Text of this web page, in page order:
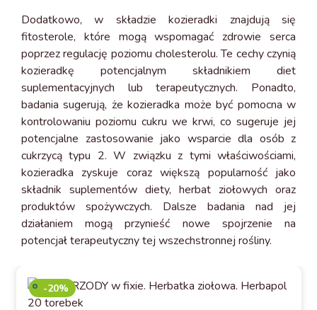
Dodatkowo, w składzie kozieradki znajdują się
fitosterole, które mogą wspomagać zdrowie serca
poprzez regulację poziomu cholesterolu. Te cechy czynią
kozieradkę potencjalnym składnikiem diet
suplementacyjnych lub terapeutycznych. Ponadto,
badania sugerują, że kozieradka może być pomocna w
kontrolowaniu poziomu cukru we krwi, co sugeruje jej
potencjalne zastosowanie jako wsparcie dla osób z
cukrzycą typu 2. W związku z tymi właściwościami,
kozieradka zyskuje coraz większą popularność jako
składnik suplementów diety, herbat ziołowych oraz
produktów spożywczych. Dalsze badania nad jej
działaniem mogą przynieść nowe spojrzenie na
potencjał terapeutyczny tej wszechstronnej rośliny.
-20%